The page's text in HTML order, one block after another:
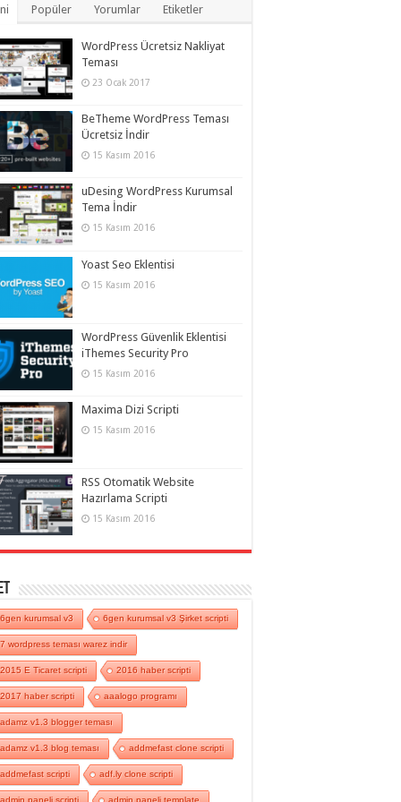
Popüler Yorumlar Etiketler
WordPress Ücretsiz Nakliyat
Teması
23 Ocak 2017
BeTheme WordPress Teması
Ücretsiz İndir
15 Kasım 2016
uDesing WordPress Kurumsal
Tema İndir
15 Kasım 2016
Yoast Seo Eklentisi
15 Kasım 2016
WordPress Güvenlik Eklentisi
iThemes Security Pro
15 Kasım 2016
Maxima Dizi Scripti
15 Kasım 2016
RSS Otomatik Website
Hazırlama Scripti
15 Kasım 2016
6gen kurumsal v3 6gen kurumsal v3 Şirket scripti
7 wordpress teması warez indir
2015 E Ticaret scripti 2016 haber scripti
2017 haber scripti aaalogo programı
adamz v1.3 blogger teması
adamz v1.3 blog teması addmefast clone scripti
addmefast scripti adf.ly clone scripti
admin paneli scripti admin paneli template